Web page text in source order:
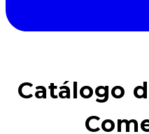
Catálogo